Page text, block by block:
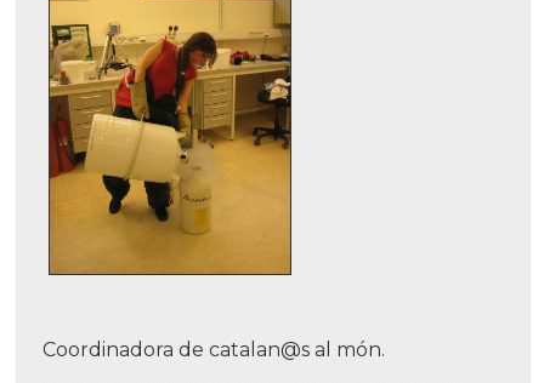
Coordinadora de catalan@s al món.